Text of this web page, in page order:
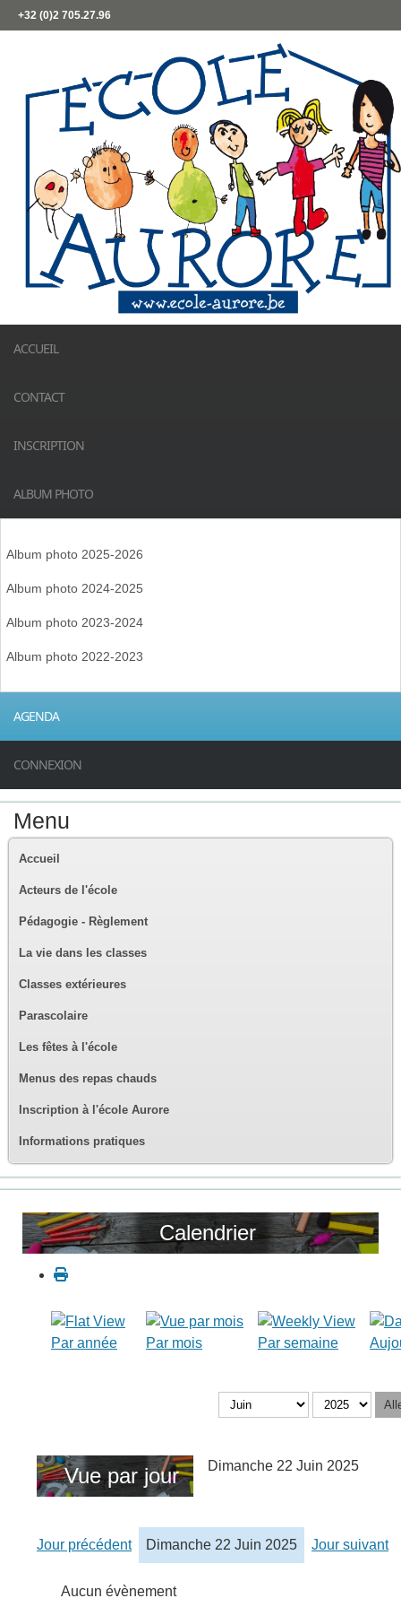
+32 (0)2 705.27.96
ACCUEIL
CONTACT
INSCRIPTION
ALBUM PHOTO
Album photo 2025-2026
Album photo 2024-2025
Album photo 2023-2024
Album photo 2022-2023
AGENDA
CONNEXION
Menu
Accueil
Acteurs de l'école
Pédagogie - Règlement
La vie dans les classes
Classes extérieures
Parascolaire
Les fêtes à l'école
Menus des repas chauds
Inscription à l'école Aurore
Informations pratiques
Calendrier
Par année Par mois Par semaine
Vue par jour Dimanche 22 Juin 2025
Jour précédent Dimanche 22 Juin 2025 Jour suivant
Aucun évènement